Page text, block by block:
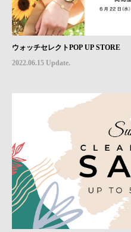
ウォッチセレクトPOP UP STORE
2022.06.15 Update.